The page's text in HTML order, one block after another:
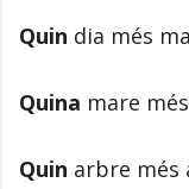
Quin dia més
Quina mare
Quin arbre més